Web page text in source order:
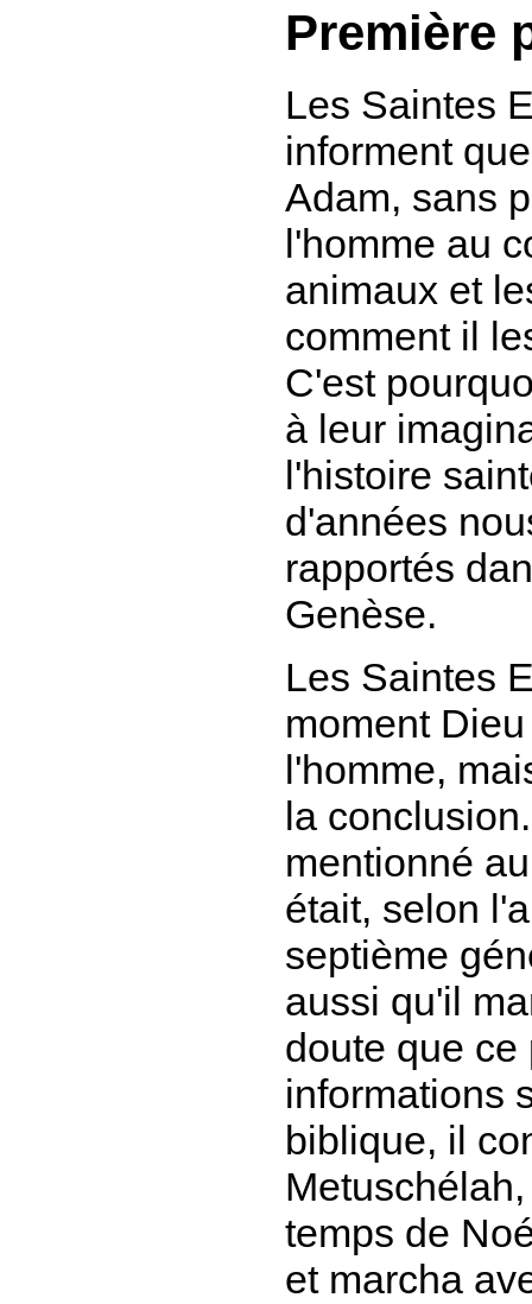
Première
Les Saintes
informent
Adam, sans
l'homme au
animaux et
comment il
C'est
à leur
l'histoire
d'années
rapportés
Genèse.
Les Saintes
moment
l'homme,
la
mentionné
était, selon
septième
aussi qu'il
doute que
informations
biblique, il
temps de
et marcha